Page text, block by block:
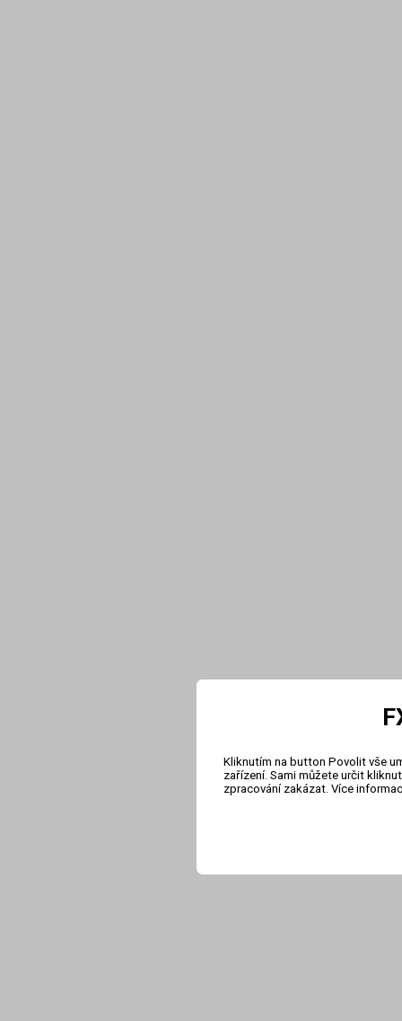
Kliknutím na button Povolit vše
zařízení. Sami můžete určit
zpracování zakázat. Více